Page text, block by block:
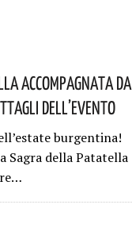
Accompagnata Da
Dell’evento
burgentina!
Sagra della Patatella